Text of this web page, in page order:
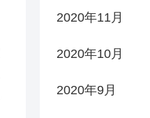
2020年11月
2020年10月
2020年9月